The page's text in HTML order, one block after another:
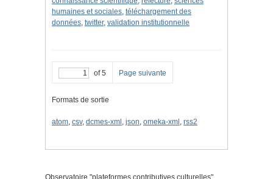
humaines et sociales, téléchargement des
données, twitter, validation institutionnelle
of 5 Page suivante
Formats de sortie
atom, csv, dcmes-xml , json, omeka-xml , rss2
Observatoire "plateformes contributives culturelles"